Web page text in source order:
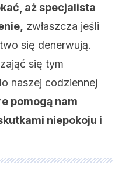
aż specjalista
zwłaszcza jeśli
się denerwują.
się tym
naszej codziennej
pomogą nam
niepokoju i